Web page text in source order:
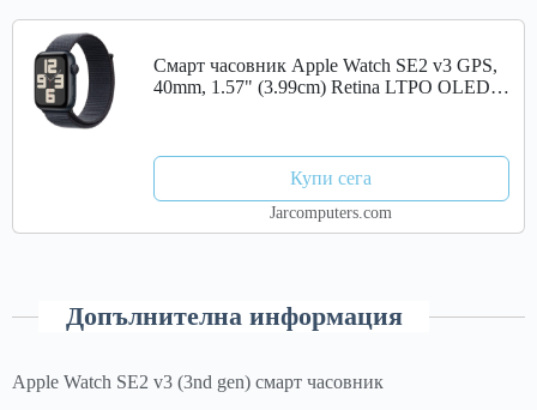
Смарт часовник Apple Watch SE2 v3 GPS,
40mm, 1.57" (3.99cm) Retina LTPO OLED
Купи сега
Jarcomputers.com
Допълнителна информация
Apple Watch SE2 v3 (3nd gen) смарт часовник